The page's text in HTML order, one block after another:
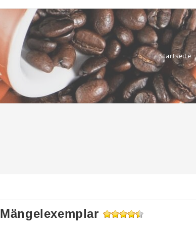
Startseite
Mängelexemplar